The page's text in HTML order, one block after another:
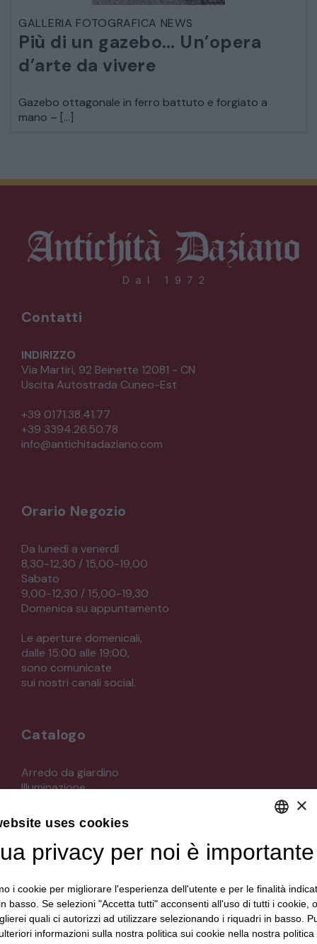
GALLERIA FOTOGRAFICA NEWS
Più di un gazebo… Un’opera
d’arte da vivere
Gazebo ottagonale in ferro battuto e forgiato a
mano – […]
Contatti
INDIRIZZO
Via Martiri, 92 Beinette 12081 - CN
Uscita Autostrada Cuneo-Est
+39 0171.38.41.77
+39 3394.26.50.78
info@antichitadaziano.com
Orario Negozio
Da lunedì a venerdì
8,30-12,30 / 15,00-19,00
Sabato
9,00-12,30 / 15,00-19,30
Domenica su appuntamento
Le aperture domenicali,
dalle 15:00 alle 19:00,
sono comunicate
sui nostri canali social.
Catalogo
Arredo da giardino
Illuminazione
Mobili
Oggettistica
Orologeria
Quadri stampe
Strumenti musicali e accessori
Tappeti e tessuti
Veicoli d'epoca
DEFAULT LANGUAGE
ITALIAN
×
uses cookies
privacy per noi è importante
i cookie per migliorare l'esperienza dell'utente e per le finalità
basso. Se selezioni "Accetta tutti" acconsenti all'uso di tutti i cookie,
quali ci autorizzi ad utilizzare selezionando i riquadri in basso.
informazioni sulla nostra politica sui cookie nella nostra politica